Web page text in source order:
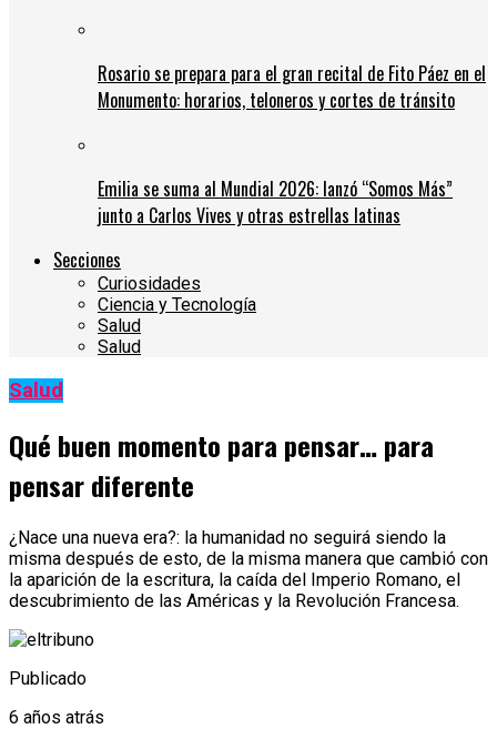
Rosario se prepara para el gran recital de Fito Páez en el
Monumento: horarios, teloneros y cortes de tránsito
Emilia se suma al Mundial 2026: lanzó “Somos Más”
junto a Carlos Vives y otras estrellas latinas
Secciones
Curiosidades
Ciencia y Tecnología
Salud
Salud
Salud
Qué buen momento para pensar… para
pensar diferente
¿Nace una nueva era?: la humanidad no seguirá siendo la
misma después de esto, de la misma manera que cambió con
la aparición de la escritura, la caída del Imperio Romano, el
descubrimiento de las Américas y la Revolución Francesa.
Publicado
6 años atrás